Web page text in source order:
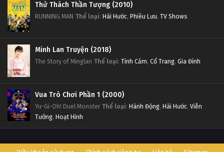
Thử Thách Thần Tượng (2010)
RUNNING MAN Thể loại: Hài Hước, Phiêu Lưu, TV Shows
Minh Lan Truyện (2018)
The Story of Minglan Thể loại: Tình Cảm, Cổ Trang, Gia Đình
Vua Trò Chơi Phần 1 (2000)
Yu-Gi-Oh! Duel Monster Thể loại: Hành Động, Hài Hước, Viễn
Tưởng, Hoạt Hình